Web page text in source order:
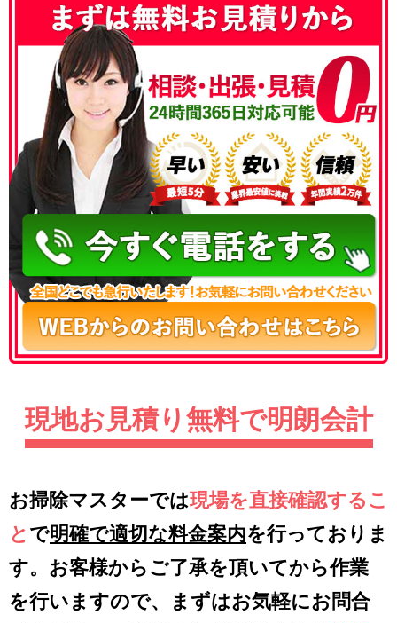
050-3177-5687
現地お見積り無料で明朗会計
お掃除マスターでは現場を直接確認するこ
と で明確で適切な料金案内を行っておりま
す。お客様からご了承を頂いてから作業
を行いますので、まずはお気軽にお問合